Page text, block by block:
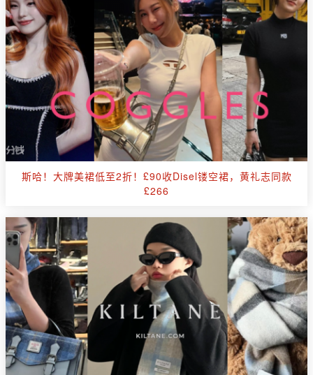
斯哈！大牌美裙低至2折！£90收Disel镂空裙，黄礼志同款
£266